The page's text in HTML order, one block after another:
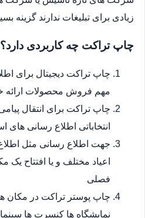
زیادی برای تبلیغات ندارند گزینه
چاپ تراکت چه کاربردی دارد؟
چاپ تراکت دیجیتال برای
مهم فروش محصولات ارائه
چاپ تراکت برای انتقال
انتخاباتی اطلاع رسانی های
جهت اطلاع رسانی مثل
اعیاد مختلف و یا افتتاح یک
فصلی
چاپ پوستر تراکت در مکان
نمایشگاه ها کنسرت ها